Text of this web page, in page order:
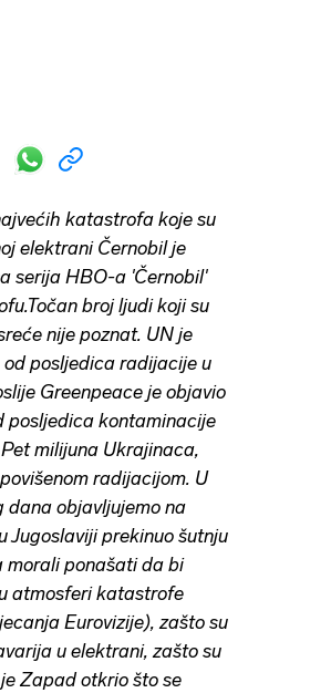
katastrofa koje su
elektrani Černobil je
serija HBO-a 'Černobil'
broj ljudi koji su
nije poznat. UN je
posljedica radijacije u
Greenpeace je objavio
posljedica kontaminacije
milijuna Ukrajinaca,
radijacijom. U
dana objavljujemo na
Jugoslaviji prekinuo šutnju
morali ponašati da bi
atmosferi katastrofe
Eurovizije), zašto su
u elektrani, zašto su
Zapad otkrio što se